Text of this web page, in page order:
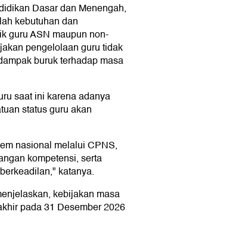
Dasar dan Menengah,
kebutuhan dan
guru ASN maupun non-
pengelolaan guru tidak
buruk terhadap masa
saat ini karena adanya
status guru akan
nasional melalui CPNS,
kompetensi, serta
katanya.
kebijakan masa
pada 31 Desember 2026